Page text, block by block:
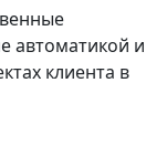
автоматикой и
клиента в